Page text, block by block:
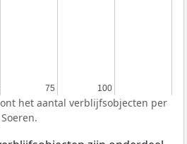
75
75 100
100
het aantal verblijfsobjecten per